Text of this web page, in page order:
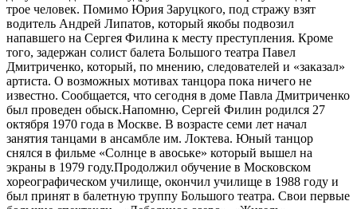
трое человек. Помимо Юрия Заруцкого, под стражу взят
водитель Андрей Липатов, который якобы подвозил
напавшего на Сергея Филина к месту преступления. Кроме
того, задержан солист балета Большого театра Павел
Дмитриченко, который, по мнению, следователей и «заказал»
артиста. О возможных мотивах танцора пока ничего не
известно. Сообщается, что сегодня в доме Павла Дмитриченко
был проведен обыск.Напомню, Сергей Филин родился 27
октября 1970 года в Москве. В возрасте семи лет начал
занятия танцами в ансамбле им. Локтева. Юный танцор
снялся в фильме «Солнце в авоське» который вышел на
экраны в 1979 году.Продолжил обучение в Московском
хореографическом училище, окончил училище в 1988 году и
был принят в балетную труппу Большого театра. Свои первые